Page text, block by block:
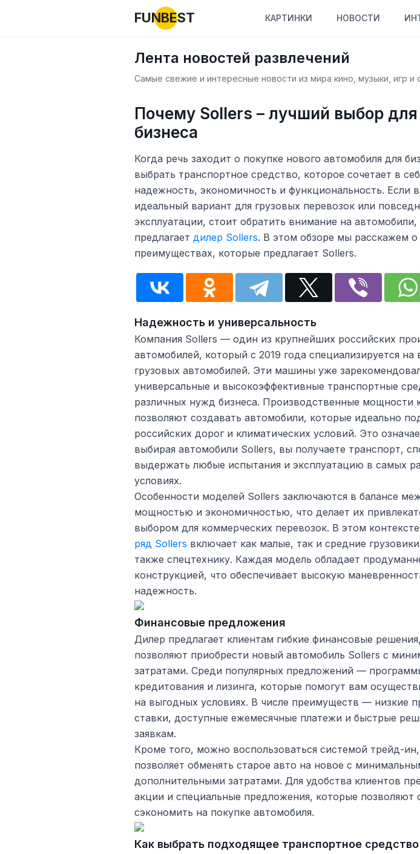
FUNBEST КАРТИНКИ НОВОСТИ
Лента новостей развлечений
Самые свежие и интересные новости из мира кино, музыки, игр и
Почему Sollers – лучший выбор
бизнеса
Когда речь заходит о покупке нового автомобиля для
выбрать транспортное средство, которое сочетает в
надежность, экономичность и функциональность. Если
идеальный вариант для грузовых перевозок или
эксплуатации, стоит обратить внимание на
предлагает дилер Sollers. В этом обзоре мы расскажем о
преимуществах, которые предлагает Sollers.
Надежность и универсальность
Компания Sollers — один из крупнейших российских
автомобилей, который с 2019 года специализируется на
грузовых автомобилей. Эти машины уже
универсальные и высокоэффективные транспортные
различных нужд бизнеса. Производственные мощности
позволяют создавать автомобили, которые идеально
российских дорог и климатических условий. Это
выбирая автомобили Sollers, вы получаете транспорт,
выдержать любые испытания и эксплуатацию в самых
условиях.
Особенности моделей Sollers заключаются в балансе
мощностью и экономичностью, что делает их
выбором для коммерческих перевозок. В этом контексте
ряд Sollers включает как малые, так и средние
также спецтехнику. Каждая модель обладает
конструкцией, что обеспечивает высокую
надежность.
Финансовые предложения
Дилер предлагает клиентам гибкие финансовые
позволяют приобрести новый автомобиль Sollers с
затратами. Среди популярных предложений —
кредитования и лизинга, которые помогут вам
на выгодных условиях. В числе преимуществ — низкие
ставки, доступные ежемесячные платежи и быстрые
заявкам.
Кроме того, можно воспользоваться системой трейд-
позволяет обменять старое авто на новое с
дополнительными затратами. Для удобства клиентов
акции и специальные предложения, которые позволяют
сэкономить на покупке автомобиля.
Как выбрать подходящее транспортное средство